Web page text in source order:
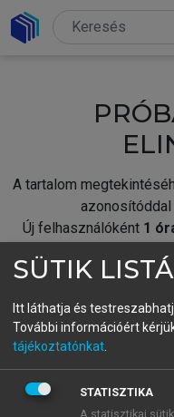
A tartalom
azonosítóddal
Új felhasználóként 1
fiókoddal,
A regisztráció után a
BELÉPÉS
SÜTIK
Itt láthatja és
További információért
tájékoztatónkat
STATISZTIKA
A statisztikai